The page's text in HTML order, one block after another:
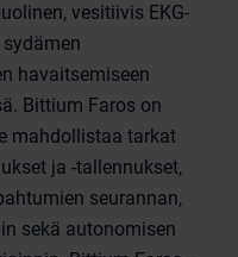
vesitiivis EKG-
havaitsemiseen
Bittium Faros on
mahdollistaa tarkat
ja -tallennukset,
seurannan,
sekä autonomisen